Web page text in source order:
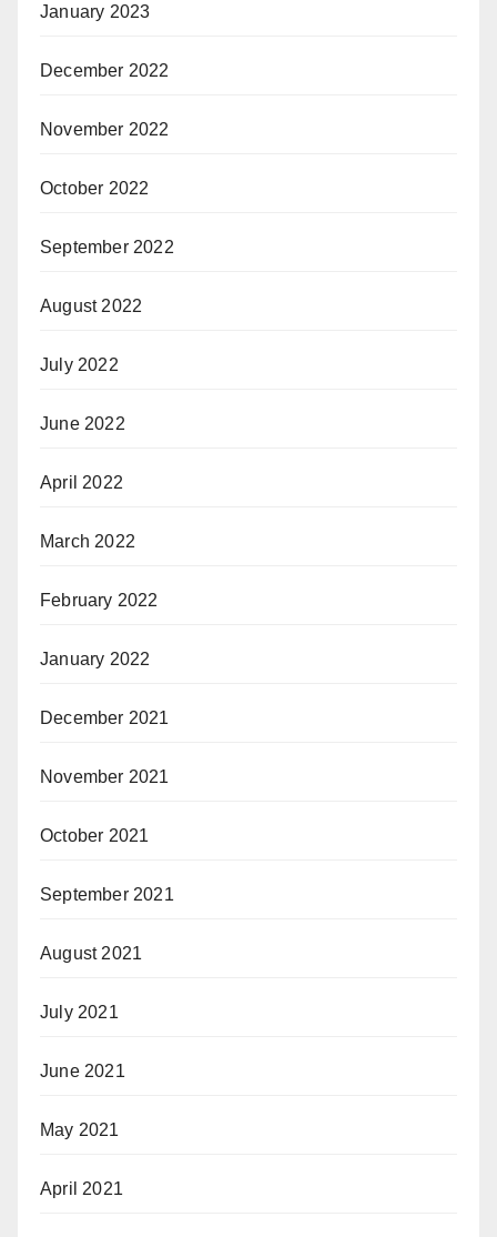
January 2023
December 2022
November 2022
October 2022
September 2022
August 2022
July 2022
June 2022
April 2022
March 2022
February 2022
January 2022
December 2021
November 2021
October 2021
September 2021
August 2021
July 2021
June 2021
May 2021
April 2021